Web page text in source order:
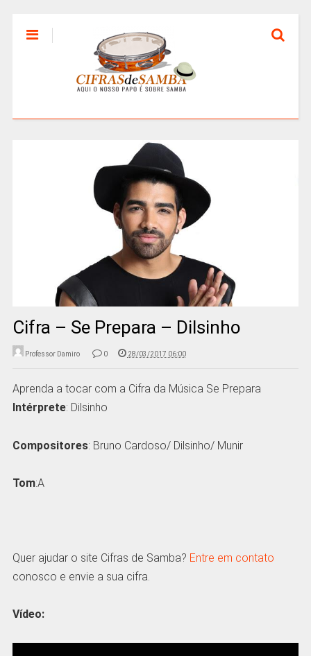
Cifra – Se Prepara – Dilsinho
Professor Damiro 0 28/03/2017 06:00
Aprenda a tocar com a Cifra da Música Se Prepara
Intérprete: Dilsinho
Compositores: Bruno Cardoso/ Dilsinho/ Munir
Tom:A
Quer ajudar o site Cifras de Samba? Entre em contato
conosco e envie a sua cifra.
Vídeo: